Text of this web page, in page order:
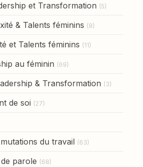
et Transformation (5)
& Talents féminins (8)
et Talents féminins (11)
au féminin (69)
& Transformation (3)
de soi (27)
du travail (63)
parole (68)